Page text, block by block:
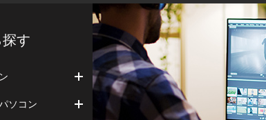
す
ソコン